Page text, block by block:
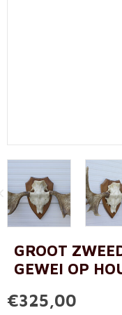
GROOT
GEWEI OP
€325,00